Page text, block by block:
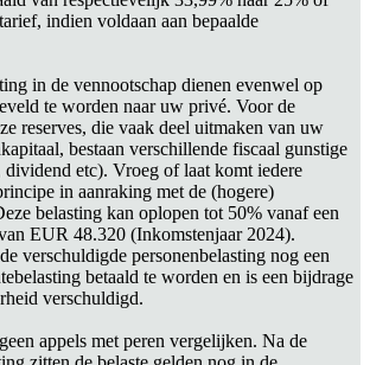
indien voldaan aan bepaalde
in de vennootschap dienen evenwel op
te worden naar uw privé. Voor de
reserves, die vaak deel uitmaken van uw
bestaan verschillende fiscaal gunstige
etc). Vroeg of laat komt iedere
in aanraking met de (hogere)
belasting kan oplopen tot 50% vanaf een
EUR 48.320 (Inkomstenjaar 2024).
verschuldigde personenbelasting nog een
betaald te worden en is een bijdrage
verschuldigd.
appels met peren vergelijken. Na de